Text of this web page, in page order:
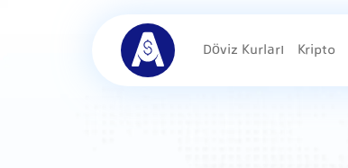
Döviz Kurları Kripto